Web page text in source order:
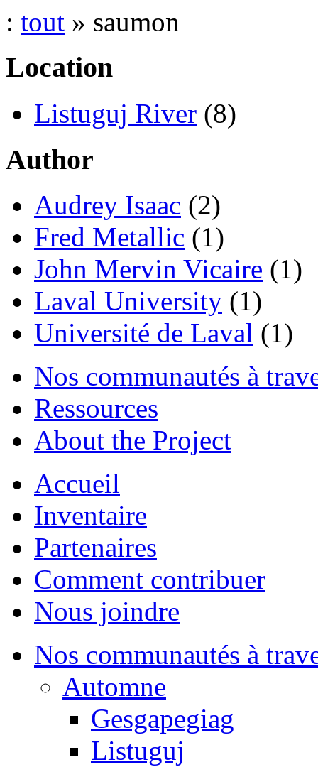
: tout » saumon
Location
Listuguj River (8)
Author
Audrey Isaac (2)
Fred Metallic (1)
John Mervin Vicaire (1)
Laval University (1)
Université de Laval (1)
Nos communautés à
Ressources
About the Project
Accueil
Inventaire
Partenaires
Comment contribuer
Nous joindre
Nos communautés à
Automne
Gesgapegiag
Listuguj